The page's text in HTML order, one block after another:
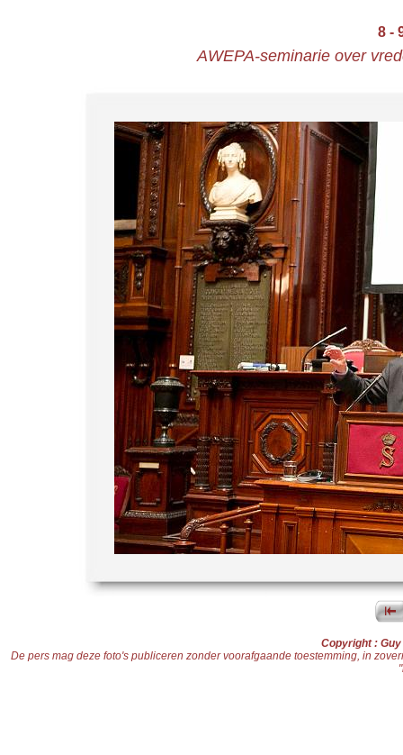
8 -
AWEPA-seminarie over
Copyright :
De pers mag deze foto's publiceren zonder voorafgaande toestemming, in